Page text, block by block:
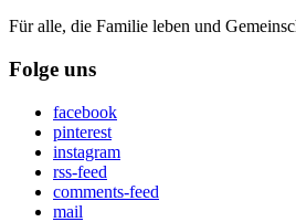
Für alle, die Familie leben und
Folge uns
facebook
pinterest
instagram
rss-feed
comments-feed
mail